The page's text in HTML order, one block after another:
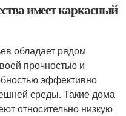
имеет каркасный
обладает рядом
прочностью и
эффективно
среды. Такие дома
относительно низкую